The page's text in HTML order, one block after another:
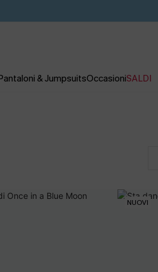
& JumpsuitsOccasioniSALDI
NUOVI